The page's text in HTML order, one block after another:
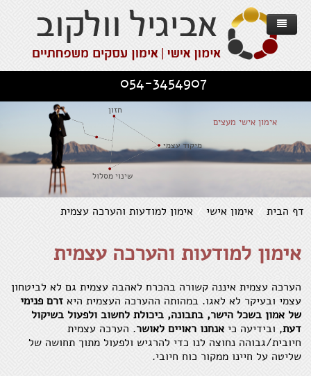
חזון
מיקוד עצמי
שינוי מסלול
אימון אישי מעצים
דף הבית אימון אישי אימון למודעות והערכה עצמית
אימון למודעות והערכה עצמית
הערכה עצמית איננה קשורה בהכרח לאהבה עצמית גם לא לביטחון
עצמי ובעיקר לא לאגו. במהותה ההערכה העצמית היא זרם פנימי
של אמון בשכל הישר, בתבונה, ביכולת לחשוב ולפעול בשיקול
דעת, ובידיעה כי אנחנו ראויים לאושר. הערכה עצמית
חיובית/גבוהה נחוצה לנו כדי להרגיש ולפעול מתוך תחושה של
שליטה על חיינו ממקור כוח חיובי.
אימון אישי
אימון אישי - מוטיבציה להשגת מטרות
אימון לשינוי בהתמודדות עם משבר
אימון למודעות והערכה עצמית
אימון עסקים משפחתיים
תכנית העבודה
השירותים שלנו
סדנא לניהול
מאמרים
תחומים לאימון אישי
מאמרים כלליים
ממליצים וחוויות אישיות
יצירת קשר